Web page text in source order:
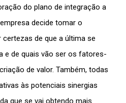
do plano de integração a
decide tomar o
de que a última se
e de quais vão ser os fatores-
de valor. Também, todas
às potenciais sinergias
que se vai obtendo mais